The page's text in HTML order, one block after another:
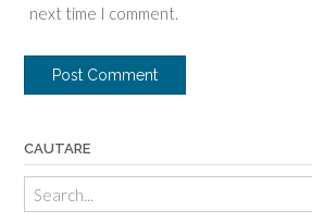
next time I comment.
CAUTARE